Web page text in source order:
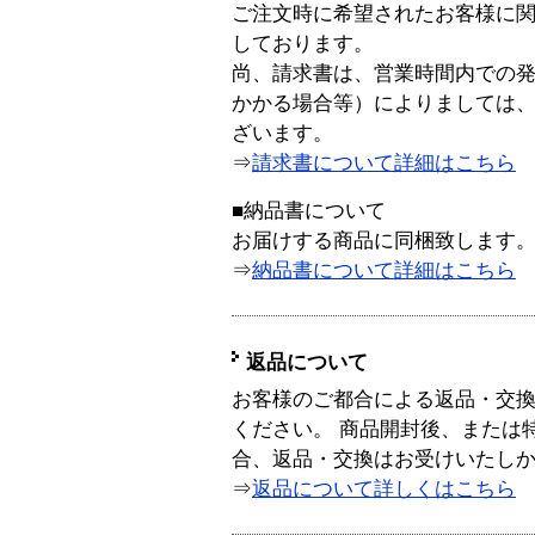
ご注文時に希望されたお客様に
しております。
尚、請求書は、営業時間内での
かかる場合等）によりましては
ざいます。
⇒請求書について詳細はこちら
■納品書について
お届けする商品に同梱致します。
⇒納品書について詳細はこちら
返品について
お客様のご都合による返品・交
ください。 商品開封後、または
合、返品・交換はお受けいたし
⇒返品について詳しくはこちら